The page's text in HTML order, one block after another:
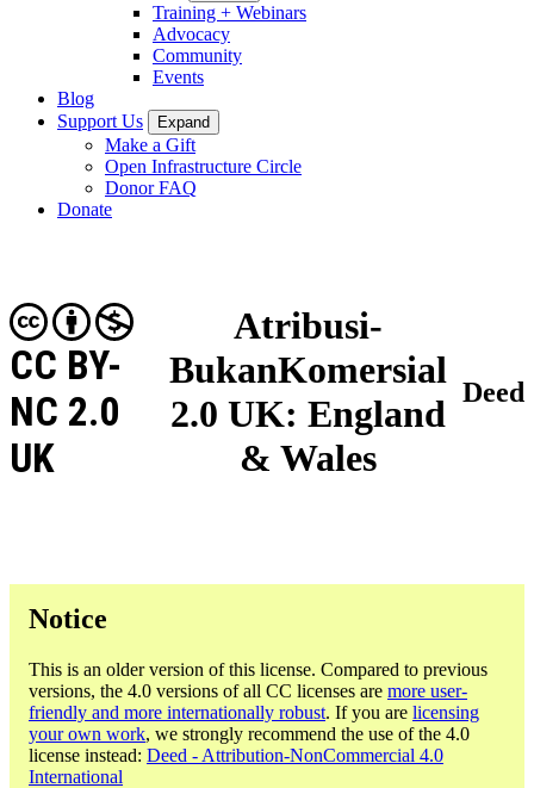
Training + Webinars
Advocacy
Community
Events
Blog
Support Us
Expand
Make a Gift
Open Infrastructure Circle
Donor FAQ
Donate
Atribusi-
BukanKomersial
2.0 UK: England
& Wales
CC BY-
NC 2.0
UK
Deed
Notice
This is an older version of this license. Compared to previous
versions, the 4.0 versions of all CC licenses are more user-
friendly and more internationally robust. If you are licensing
your own work, we strongly recommend the use of the 4.0
license instead: Deed - Attribution-NonCommercial 4.0
International